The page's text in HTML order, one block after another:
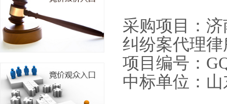
采购项目：
纠纷案代理
项目编号：
中标单位：